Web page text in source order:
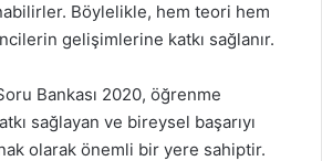
Böylelikle, hem teori hem
gelişimlerine katkı sağlanır.
Bankası 2020, öğrenme
sağlayan ve bireysel başarıyı
olarak önemli bir yere sahiptir.